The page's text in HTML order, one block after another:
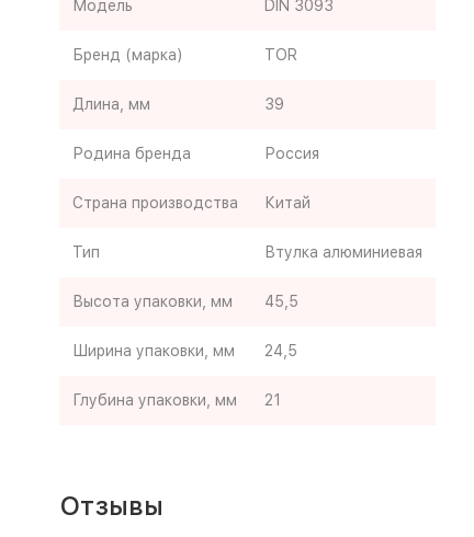
Модель DIN 3093
Бренд (марка) TOR
Длина, мм 39
Родина бренда Россия
Страна производства Китай
Тип Втулка алюминиевая
Высота упаковки, мм 45,5
Ширина упаковки, мм 24,5
Глубина упаковки, мм 21
Отзывы